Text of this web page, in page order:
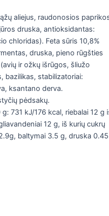
aliejus, raudonosios
druska, antioksidantas:
chloridas). Feta sūris 10,8%
druska, pieno rūgšties
ir ožkų išrūgos, šliužo
bazilikas, stabilizatoriai:
ksantano derva.
pėdsakų.
731 kJ/176 kcal, riebalai 12 g
12 g, iš kurių cukrų
baltymai 3.5 g, druska 0.45